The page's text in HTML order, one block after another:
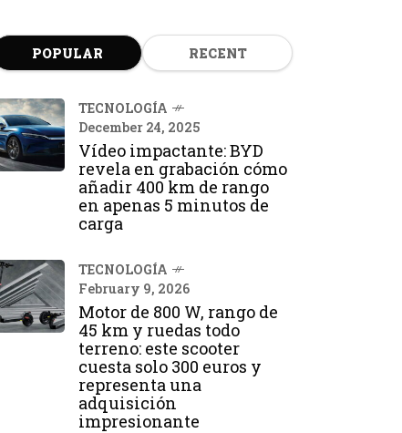
POPULAR RECENT
TECNOLOGÍA
December 24, 2025
Vídeo impactante: BYD
revela en grabación cómo
añadir 400 km de rango
en apenas 5 minutos de
carga
TECNOLOGÍA
February 9, 2026
Motor de 800 W, rango de
45 km y ruedas todo
terreno: este scooter
cuesta solo 300 euros y
representa una
adquisición
impresionante